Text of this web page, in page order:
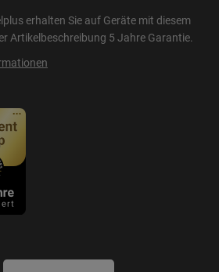
erhalten Sie auf Geräte mit diesem
Artikelbeschreibung 5 Jahre Garantie.